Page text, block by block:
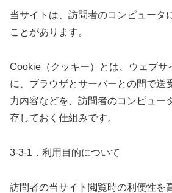
当サイトは、訪問者のコンピュータ
ことがあります。
Cookie（クッキー）とは、ウェブサ
に、ブラウザとサーバーとの間で送
力内容などを、訪問者のコンピュー
存しておく仕組みです。
3-3-1．利用目的について
訪問者の当サイト閲覧時の利便性を